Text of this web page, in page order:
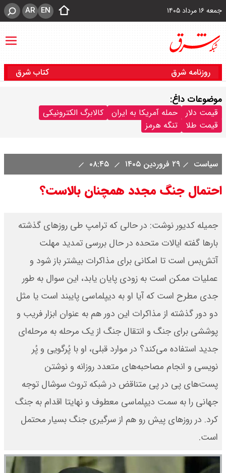
جمعه ۱۶ مرداد ۱۴۰۵ EN
AR
روزنامه شرق کتاب شرق
موضوعات داغ:
قیمت دلار حمله آمریکا به ایران
کالابرگ الکترونیکی
قیمت طلا
تنگه هرمز
سیاست ۲۹ فروردین ۱۴۰۵
احتمال جنگ مجدد همچنان بالاست؟
جمیله کدیور نوشت: در حالی که ترامپ طی روزهای گذشته
بارها گفته ایالات متحده در حال بررسی تمدید مهلت
آتش‌بس است تا امکانی برای مذاکرات بیشتر باز شود و
عملیات ممکن است به زودی پایان یابد، این سوال به طور
جدی مطرح است که آیا او به دیپلماسی پایبند است یا مثل
دو دور گذشته از مذاکرات این دور هم به عنوان ابزار فریب و
پوششی برای جنگ و انتقال جنگ از یک مرحله به مرحله‌ای
جدید استفاده می‌کند؟ در موارد قبلی، او با پُرگویی و پُر
نویسی و انجام مصاحبه‌های متعدد روزانه و نوشتن
پست‌های پی در پی متناقض در شبکه تروث سوشال توجه
جهانی را به سمت دیپلماسی معطوف و نهایتا اقدام به جنگ
کرد. در روزهای پیش رو هم از سرگیری جنگ بسیار محتمل
است.